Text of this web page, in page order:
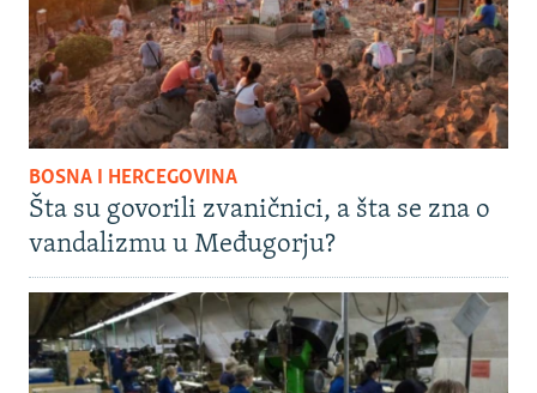
BOSNA I HERCEGOVINA
Šta su govorili zvaničnici, a šta se zna o
vandalizmu u Međugorju?